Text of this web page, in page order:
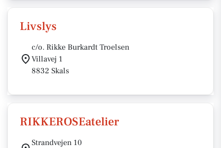
Livslys
c/o. Rikke Burkardt Troelsen
Villavej 1
8832 Skals
RIKKEROSEatelier
Strandvejen 10